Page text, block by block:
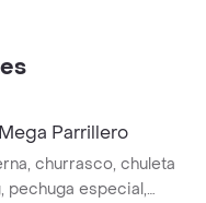
Parrillero
churrasco, chuleta
pechuga especial,